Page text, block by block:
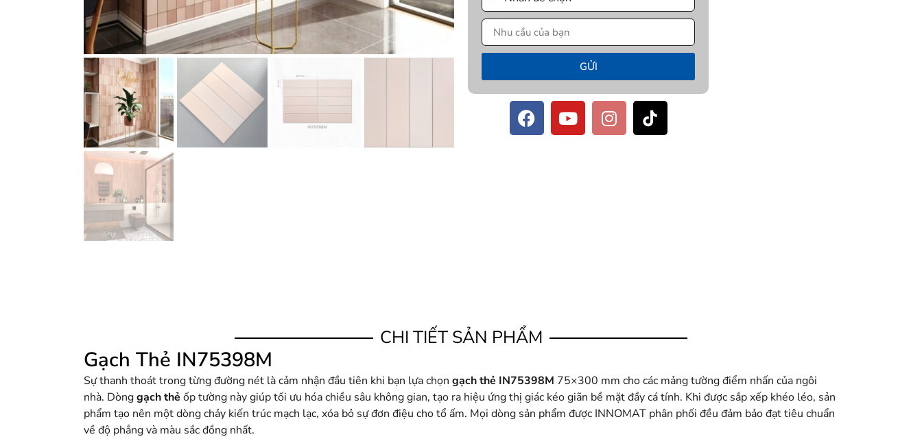
GỬI
CHI TIẾT SẢN PHẨM
Gạch Thẻ IN75398M
Sự thanh thoát trong từng đường nét là cảm nhận đầu tiên khi bạn lựa chọn gạch thẻ IN75398M 75×300 mm cho các mảng tường điểm nhấn của ngôi
nhà. Dònggạch thẻ ốp tường này giúp tối ưu hóa chiều sâu không gian, tạo ra hiệu ứng thị giác kéo giãn bề mặt đầy cá tính. Khi được sắp xếp khéo léo, sản
phẩm tạo nên một dòng chảy kiến trúc mạch lạc, xóa bỏ sự đơn điệu cho tổ ấm. Mọi dòng sản phẩm được INNOMAT phân phối đều đảm bảo đạt tiêu chuẩn
về độ phẳng và màu sắc đồng nhất.